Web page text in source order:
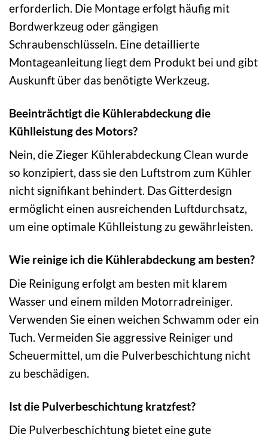
erforderlich. Die Montage erfolgt häufig mit
Bordwerkzeug oder gängigen
Schraubenschlüsseln. Eine detaillierte
Montageanleitung liegt dem Produkt bei und gibt
Auskunft über das benötigte Werkzeug.
Beeinträchtigt die Kühlerabdeckung die
Kühlleistung des Motors?
Nein, die Zieger Kühlerabdeckung Clean wurde
so konzipiert, dass sie den Luftstrom zum Kühler
nicht signifikant behindert. Das Gitterdesign
ermöglicht einen ausreichenden Luftdurchsatz,
um eine optimale Kühlleistung zu gewährleisten.
Wie reinige ich die Kühlerabdeckung am besten?
Die Reinigung erfolgt am besten mit klarem
Wasser und einem milden Motorradreiniger.
Verwenden Sie einen weichen Schwamm oder ein
Tuch. Vermeiden Sie aggressive Reiniger und
Scheuermittel, um die Pulverbeschichtung nicht
zu beschädigen.
Ist die Pulverbeschichtung kratzfest?
Die Pulverbeschichtung bietet eine gute